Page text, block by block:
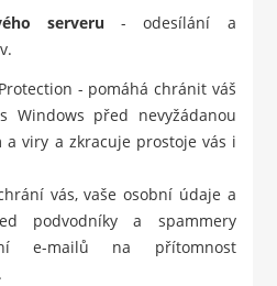
serveru - odesílání a
- pomáhá chránit váš
Windows před nevyžádanou
a viry a zkracuje prostoje vás i
vás, vaše osobní údaje a
podvodníky a spammery
e-mailů na přítomnost